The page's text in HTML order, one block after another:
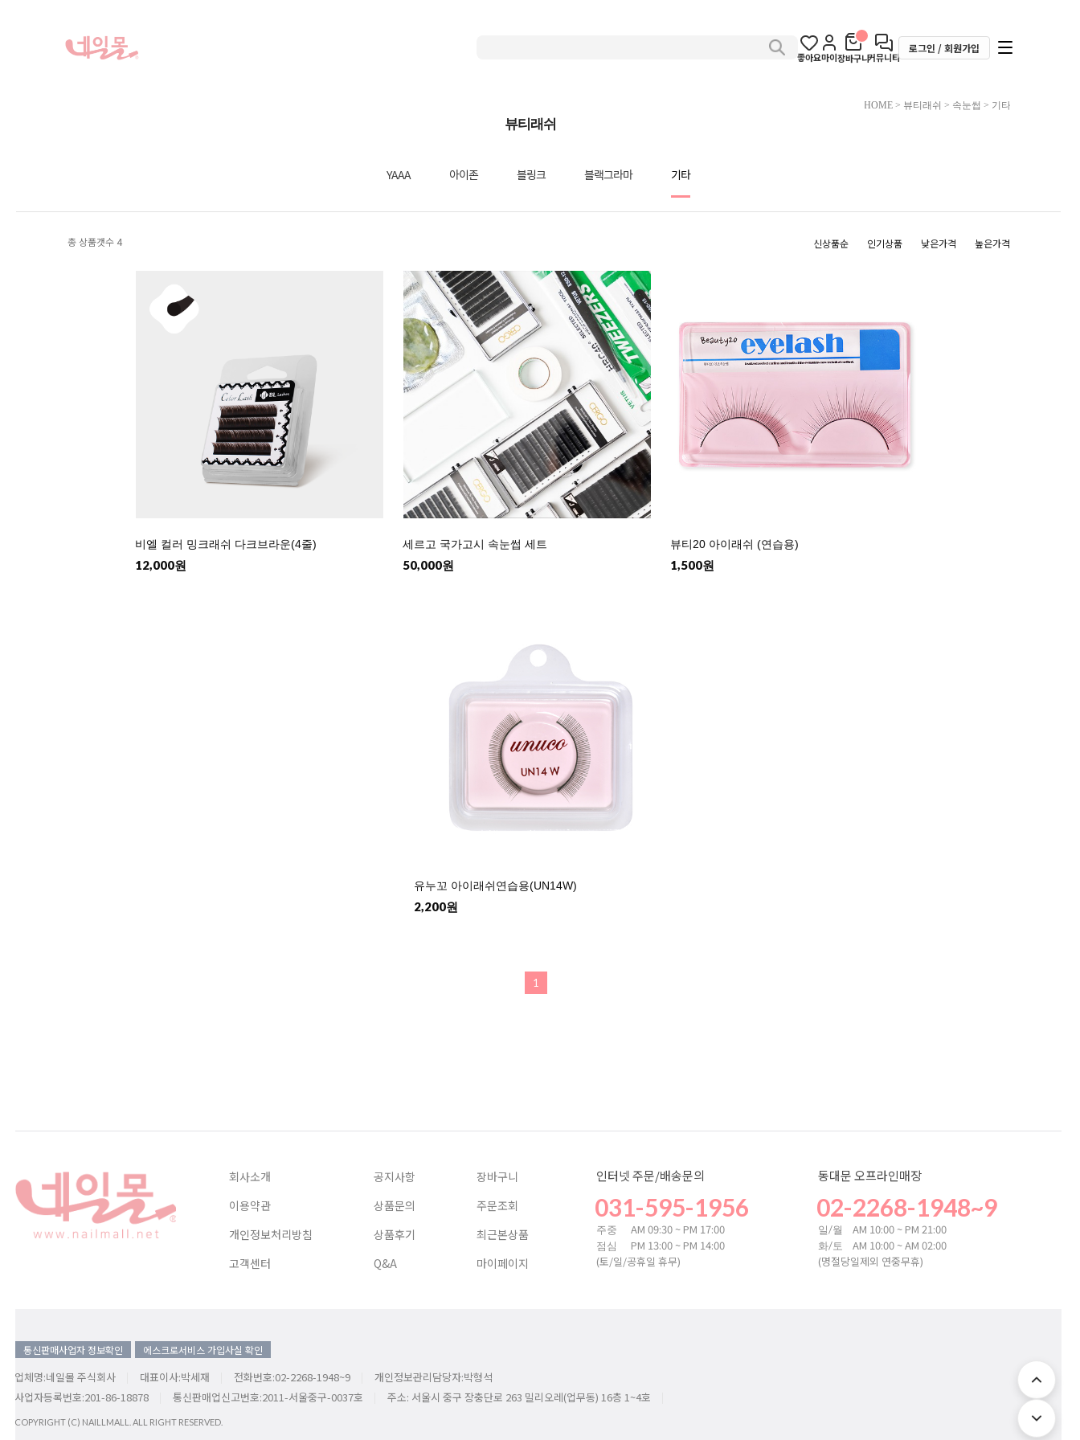
좋아요마이장바구니커뮤니티
로그인 / 회원가입
HOME> 뷰티래쉬 > 속눈썹 > 기타
뷰티래쉬
YAAA 아이존 블링크 블랙그라마 기타
총 상품갯수 4 신상품순 인기상품 낮은가격 높은가격
비엘 컬러 밍크래쉬 다크브라운(4줄)
12,000원
세르고 국가고시 속눈썹 세트
50,000원
뷰티20 아이래쉬 (연습용)
1,500원
유누꼬 아이래쉬연습용(UN14W)
2,200원
1
회사소개
이용약관
개인정보처리방침
고객센터
공지사항
상품문의
상품후기
Q&A
장바구니
주문조회
최근본상품
마이페이지
인터넷 주문/배송문의
031-595-1956
주중 AM 09:30 ~ PM 17:00
점심
PM 13:00 ~ PM 14:00
(토/일/공휴일 휴무)
동대문 오프라인매장
02-2268-1948~9
일/월 AM 10:00 ~ PM 21:00
화/토
AM 10:00 ~ AM 02:00
(명절당일제외 연중무휴)
통신판매사업자 정보확인 에스크로서비스 가입사실 확인
업체명:네일몰 주식회사 대표이사:박세재 전화번호:02-2268-1948~9
개인정보관리담당자:박형석
사업자등록번호:201-86-18878
통신판매업신고번호:2011-서울중구-0037호 주소: 서울시 중구 장충단로 263 밀리오레(업무동) 16층 1~4호
COPYRIGHT (C) NAILLMALL. ALL RIGHT RESERVED.